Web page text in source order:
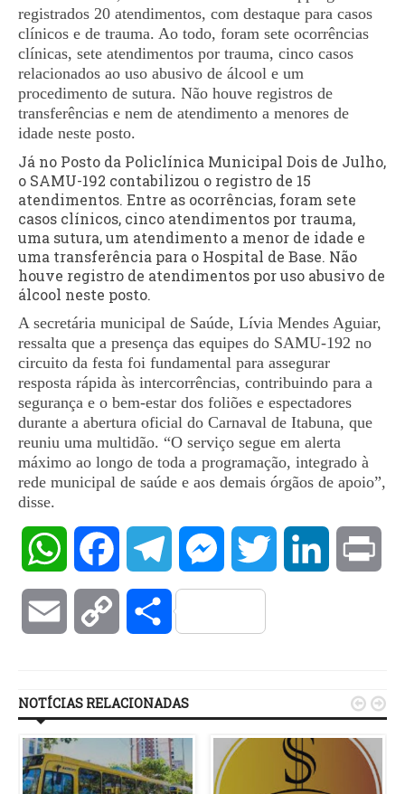
registrados 20 atendimentos, com destaque para casos
clínicos e de trauma. Ao todo, foram sete ocorrências
clínicas, sete atendimentos por trauma, cinco casos
relacionados ao uso abusivo de álcool e um
procedimento de sutura. Não houve registros de
transferências e nem de atendimento a menores de
idade neste posto.
Já no Posto da Policlínica Municipal Dois de Julho,
o SAMU-192 contabilizou o registro de 15
atendimentos. Entre as ocorrências, foram sete
casos clínicos, cinco atendimentos por trauma,
uma sutura, um atendimento a menor de idade e
uma transferência para o Hospital de Base. Não
houve registro de atendimentos por uso abusivo de
álcool neste posto.
A secretária municipal de Saúde, Lívia Mendes Aguiar,
ressalta que a presença das equipes do SAMU-192 no
circuito da festa foi fundamental para assegurar
resposta rápida às intercorrências, contribuindo para a
segurança e o bem-estar dos foliões e espectadores
durante a abertura oficial do Carnaval de Itabuna, que
reuniu uma multidão. “O serviço segue em alerta
máximo ao longo de toda a programação, integrado à
rede municipal de saúde e aos demais órgãos de apoio”,
disse.
WhatsAppFacebookTelegramMessengerTwitter LinkedIn
Email Copy Compartilhar
NOTÍCIAS RELACIONADAS  